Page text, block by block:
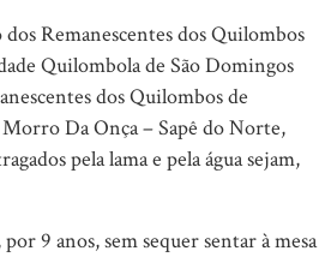
Remanescentes dos Quilombos
Quilombola de São Domingos
dos Quilombos de
Da Onça – Sapê do Norte,
pela lama e pela água sejam,
9 anos, sem sequer sentar à mesa